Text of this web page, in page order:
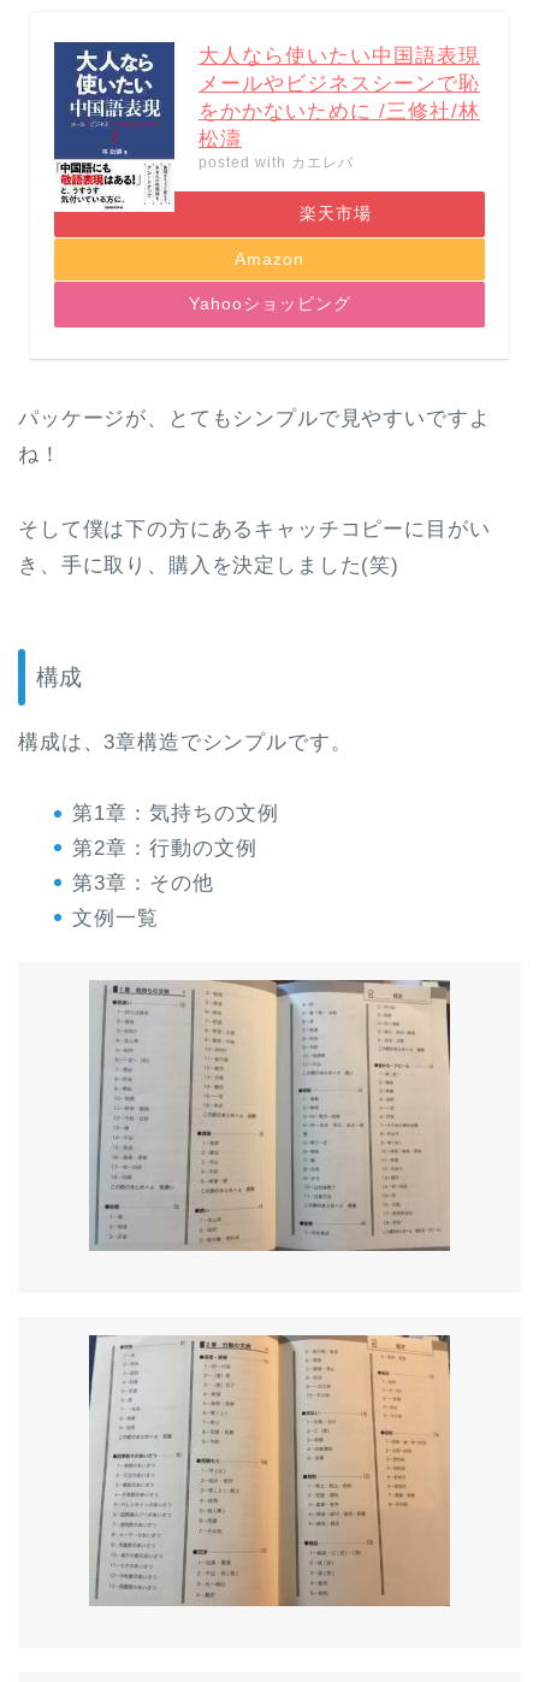
大人なら使いたい中国語表現
メールやビジネスシーンで恥
をかかないために /三修社/林
松濤
posted with カエレバ
楽天市場
Amazon
Yahooショッピング
パッケージが、とてもシンプルで見やすいですよ
ね！
そして僕は下の方にあるキャッチコピーに目がい
き、手に取り、購入を決定しました(笑)
構成
構成は、3章構造でシンプルです。
第1章：気持ちの文例
第2章：行動の文例
第3章：その他
文例一覧